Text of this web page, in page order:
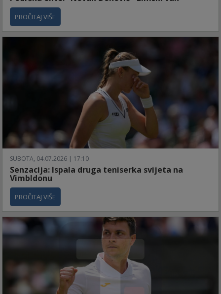
PROČITAJ VIŠE
SUBOTA, 04.07.2026 | 17:10
Senzacija: Ispala druga teniserka svijeta na
Vimbldonu
PROČITAJ VIŠE